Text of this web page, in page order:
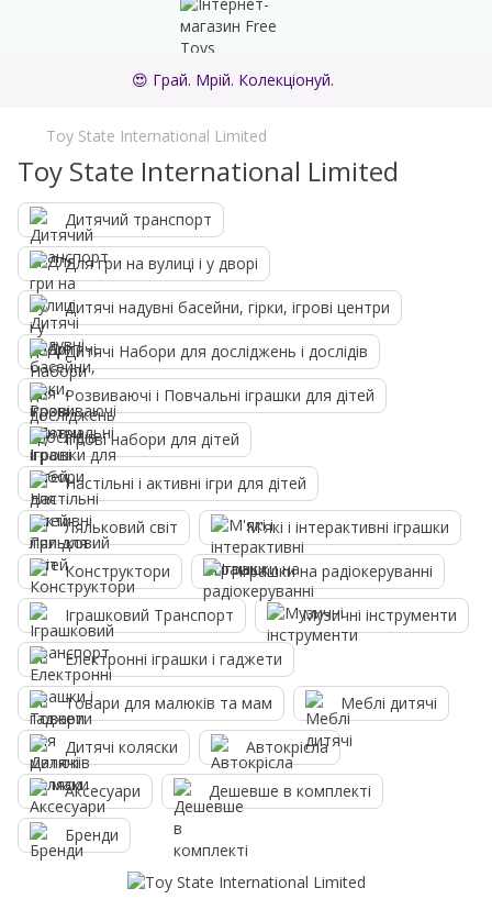
😍 Грай. Мрій. Колекціонуй.
Toy State International Limited
Toy State International Limited
Дитячий транспорт
Для гри на вулиці і у дворі
Дитячі надувні басейни, гірки, ігрові центри
Дитячі Набори для досліджень і дослідів
Розвиваючі і Повчальні іграшки для дітей
Ігрові набори для дітей
Настільні і активні ігри для дітей
Ляльковий світ М'які і інтерактивні іграшки
Конструктори Іграшки на радіокеруванні
Іграшковий Транспорт Музичні інструменти
Електронні іграшки і гаджети
Товари для малюків та мам Меблі дитячі
Дитячі коляски Автокрісла
Аксесуари Дешевше в комплекті
Бренди